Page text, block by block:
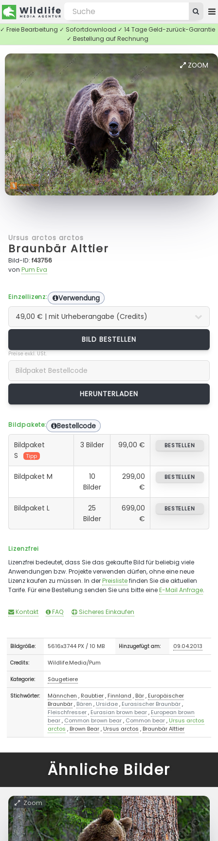
✓ Freie Bearbeitung ✓ Sofortdownload ✓ 14 Tage Geld-zurück-Garantie
✓ Bestellung auf Rechnung
ZOOM
Ursus arctos arctos
Braunbär Alttier
Bild-ID:f43756
vonPum Eva
Einzellizenz: Verwendung
BILD BESTELLEN
Preise exkl. USt.
Bildpakete: Bestellcode
Bildpaket
S
Tipp
3 Bilder 99,00 € BESTELLEN
Bildpaket M
10
Bilder
299,00
€
BESTELLEN
Bildpaket L
25
Bilder
699,00
€
BESTELLEN
Lizenzfrei
Lizenzfrei bedeutet, dass Sie das gekaufte Bild für beliebig viele
Anwendungen bzw. Projekte verwenden dürfen, ohne eine neue
Lizenz kaufen zu müssen. In derPreislistefinden Sie die aktuellen
Tarife. Für eine Bestellung senden Sie uns bitte eineE-Mail Anfrage.
Kontakt FAQ Sicheres Einkaufen
Bildgröße: 5616x3744 PX / 10 MB Hinzugefügt am: 09.04.2013
Credits: Wildlife.Media/Pum
Kategorie: Säugetiere
Stichwörter: Männchen , Raubtier, Finnland , Bär, Europäischer
Braunbär, Bären , Ursidae, Eurasischer Braunbär,
Fleischfresser, Eurasian brown bear, European brown
bear, Common brown bear, Common bear, Ursus arctos
arctos , Brown Bear, Ursus arctos , Braunbär Alttier
Ähnliche Bilder
Zoom